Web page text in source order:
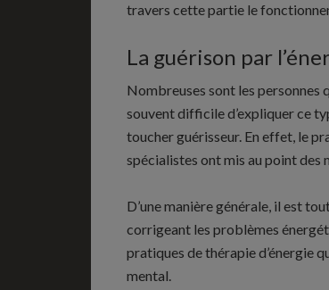
travers cette partie le
La guérison par
Nombreuses sont les personnes
souvent difficile d’expliquer ce
toucher guérisseur. En effet, le
spécialistes ont mis au point des
D’une manière générale, il est
corrigeant les problèmes
pratiques de thérapie d’énergie
mental.